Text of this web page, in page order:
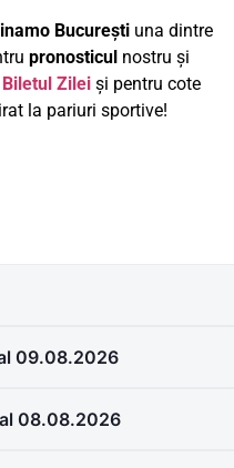
București una dintre
pronosticul nostru și
Biletul Zilei și pentru cote
la pariuri sportive!
09.08.2026
08.08.2026